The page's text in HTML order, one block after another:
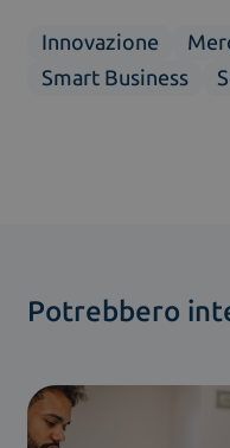
Innovazione
Smart Business
Potrebbero